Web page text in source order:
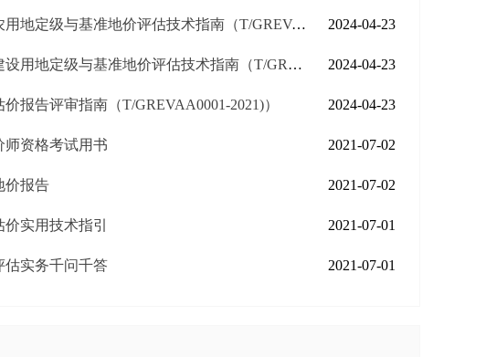
定级与基准地价评估技术指南（T/GREVAA0003-2021） 2024-04-23
地定级与基准地价评估技术指南（T/GREVAA0002-2021） 2024-04-23
报告评审指南（T/GREVAA0001-2021)） 2024-04-23
师资格考试用书 2021-07-02
价报告 2021-07-02
实用技术指引 2021-07-01
估实务千问千答 2021-07-01